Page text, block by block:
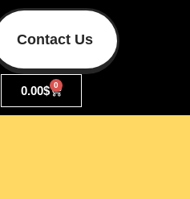
Contact Us
0.00$ 0